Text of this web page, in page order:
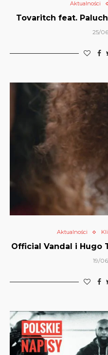
Aktualności
Tovaritch feat.
25/
Aktualności
Official Vandal i Hugo
19/